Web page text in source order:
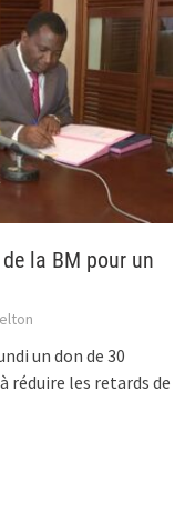
la BM pour un
un don de 30
réduire les retards de